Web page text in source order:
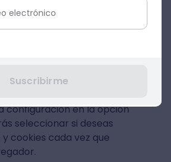
configuración en la opción
seleccionar si deseas
cookies cada vez que
Suscribirme